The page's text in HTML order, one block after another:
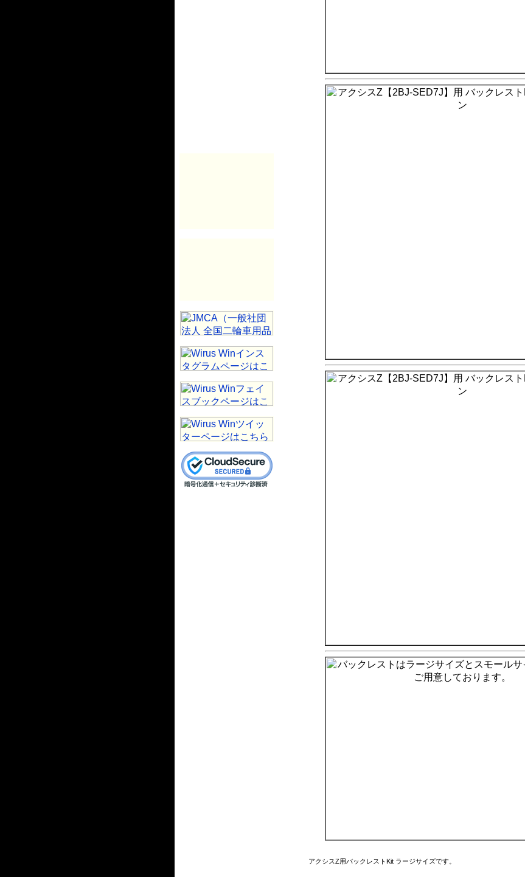
アクシスZ用バックレストKit ラージサイズです。